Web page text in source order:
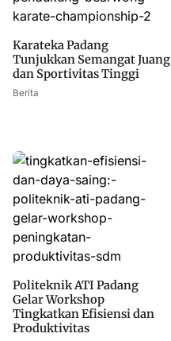
Karateka Padang
Tunjukkan Semangat Juang
dan Sportivitas Tinggi
Berita
Politeknik ATI Padang
Gelar Workshop
Tingkatkan Efisiensi dan
Produktivitas